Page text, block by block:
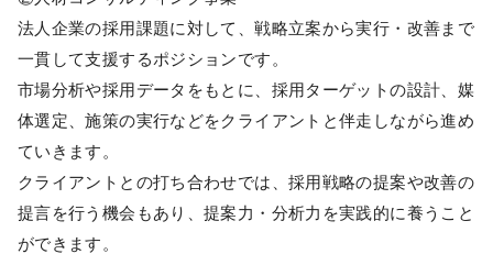
法人企業の採用課題に対して、戦略立案から実行・改善まで
一貫して支援するポジションです。
市場分析や採用データをもとに、採用ターゲットの設計、媒
体選定、施策の実行などをクライアントと伴走しながら進め
ていきます。
クライアントとの打ち合わせでは、採用戦略の提案や改善の
提言を行う機会もあり、提案力・分析力を実践的に養うこと
ができます。